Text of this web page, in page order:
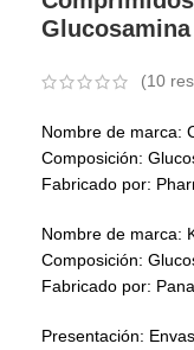
Glucosamina
(10
Nombre de marca:
Composición:
Fabricado por:
Nombre de marca:
Composición:
Fabricado por:
Presentación: